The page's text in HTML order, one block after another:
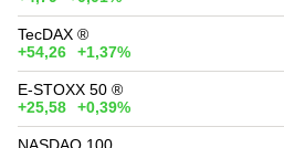
TecDAX ®
+54,26
+1,37%
E-STOXX 50 ®
+25,58
+0,39%